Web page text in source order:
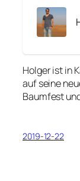
Holger ist in
auf seine
Baumfest
2019-12-22